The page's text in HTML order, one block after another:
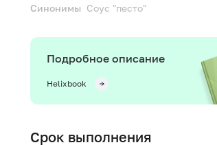
Синонимы Соус "песто"
Подробное описание
Helixbook
Срок выполнения